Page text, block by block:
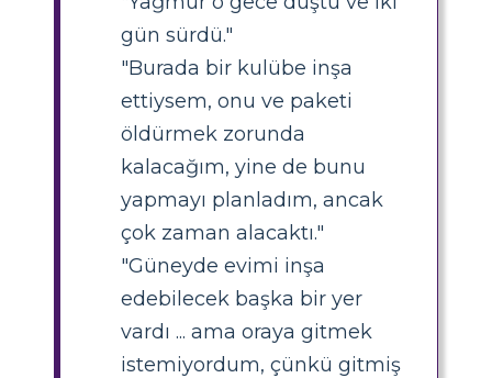
gün sürdü."
"Burada bir kulübe inşa
ettiysem, onu ve paketi
öldürmek zorunda
kalacağım, yine de bunu
yapmayı planladım, ancak
çok zaman alacaktı."
"Güneyde evimi inşa
edebilecek başka bir yer
vardı ... ama oraya gitmek
istemiyordum, çünkü gitmiş